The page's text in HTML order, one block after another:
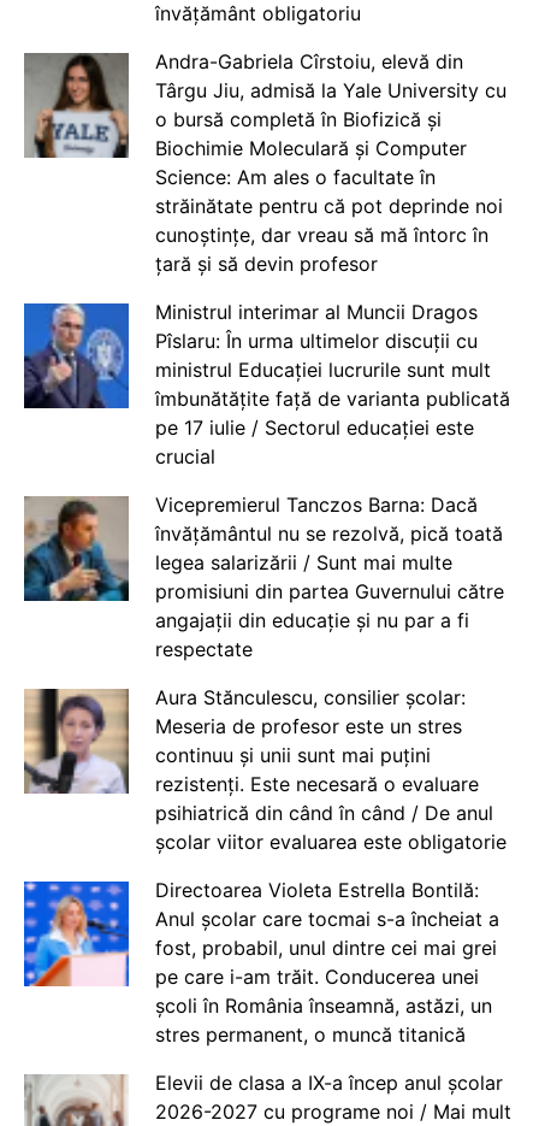
învățământ obligatoriu
Andra-Gabriela Cîrstoiu, elevă din
Târgu Jiu, admisă la Yale University cu
o bursă completă în Biofizică și
Biochimie Moleculară și Computer
Science: Am ales o facultate în
străinătate pentru că pot deprinde noi
cunoștințe, dar vreau să mă întorc în
țară și să devin profesor
Ministrul interimar al Muncii Dragos
Pîslaru: În urma ultimelor discuții cu
ministrul Educației lucrurile sunt mult
îmbunătățite față de varianta publicată
pe 17 iulie / Sectorul educației este
crucial
Vicepremierul Tanczos Barna: Dacă
învățământul nu se rezolvă, pică toată
legea salarizării / Sunt mai multe
promisiuni din partea Guvernului către
angajații din educație și nu par a fi
respectate
Aura Stănculescu, consilier școlar:
Meseria de profesor este un stres
continuu și unii sunt mai puțini
rezistenți. Este necesară o evaluare
psihiatrică din când în când / De anul
școlar viitor evaluarea este obligatorie
Directoarea Violeta Estrella Bontilă:
Anul școlar care tocmai s-a încheiat a
fost, probabil, unul dintre cei mai grei
pe care i-am trăit. Conducerea unei
școli în România înseamnă, astăzi, un
stres permanent, o muncă titanică
Elevii de clasa a IX-a încep anul școlar
2026-2027 cu programe noi / Mai mult